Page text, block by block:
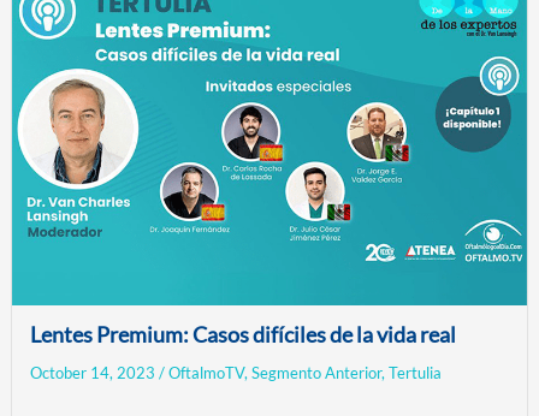
Lentes Premium: Casos difíciles de la vida real
October 14, 2023 /OftalmoTV, Segmento Anterior, Tertulia